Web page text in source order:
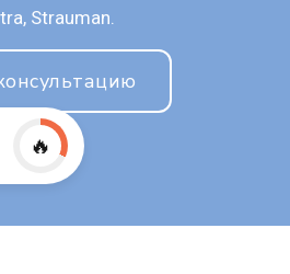
Strauman.
🔥